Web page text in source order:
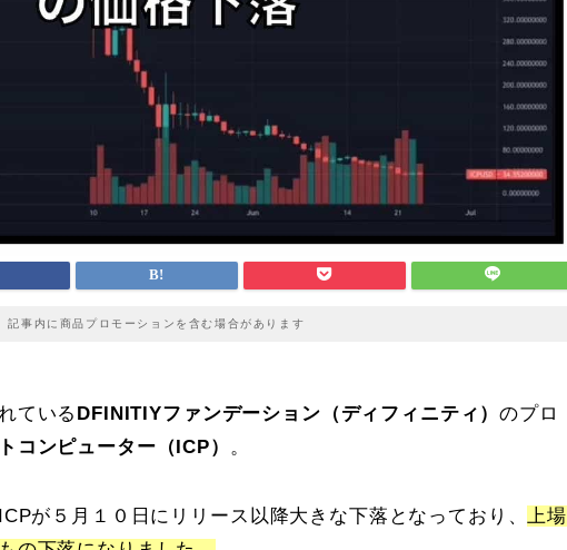
記事内に商品プロモーションを含む場合があります
ている DFINITIYファンデーション（ディフィニティ）のプロ
コンピューター（ICP） 。
が５月１０日にリリース以降大きな下落となっており、上場